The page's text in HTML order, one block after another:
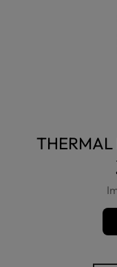
THERMAL